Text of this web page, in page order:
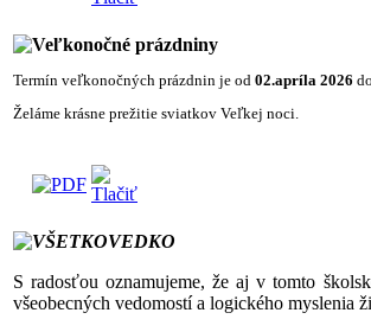
Veľkonočné prázdniny
Termín veľkonočných prázdnin je od 02.apríla 2026 do
Želáme krásne prežitie sviatkov Veľkej noci.
VŠETKOVEDKO
S radosťou oznamujeme, že aj v tomto
všeobecných vedomostí a logického myslenia